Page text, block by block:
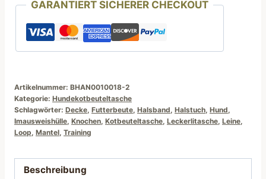
Pünktchen
Menge
GARANTIERT SICHERER CHECKOUT
Artikelnummer: BHAN0010018-2
Kategorie: Hundekotbeuteltasche
Schlagwörter: Decke, Futterbeute, Halsband, Halstuch, Hund,
Imausweishülle, Knochen, Kotbeuteltasche, Leckerlitasche, Leine,
Loop, Mantel, Training
Beschreibung